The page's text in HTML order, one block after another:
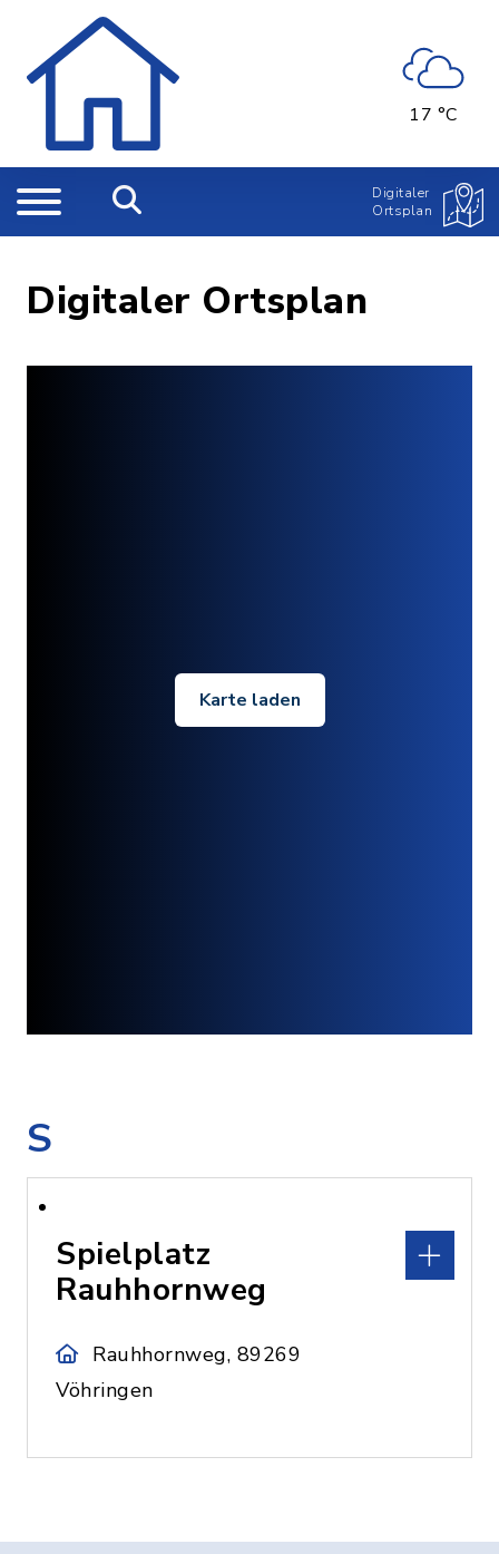
17 °C
Digitaler
Ortsplan
Digitaler Ortsplan
Karte laden
S
Spielplatz
Rauhhornweg
Rauhhornweg, 89269
Vöhringen